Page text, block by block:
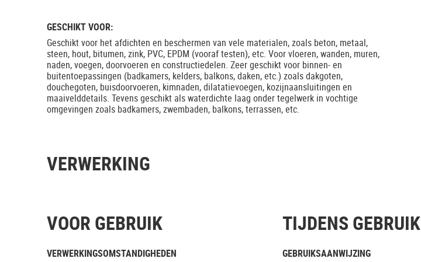
GESCHIKT VOOR:
Geschikt voor het afdichten en beschermen van vele materialen, zoals beton, metaal,
steen, hout, bitumen, zink, PVC, EPDM (vooraf testen), etc. Voor vloeren, wanden, muren,
naden, voegen, doorvoeren en constructiedelen. Zeer geschikt voor binnen- en
buitentoepassingen (badkamers, kelders, balkons, daken, etc.) zoals dakgoten,
douchegoten, buisdoorvoeren, kimnaden, dilatatievoegen, kozijnaansluitingen en
maaivelddetails. Tevens geschikt als waterdichte laag onder tegelwerk in vochtige
omgevingen zoals badkamers, zwembaden, balkons, terrassen, etc.
VERWERKING
VOOR GEBRUIK
VERWERKINGSOMSTANDIGHEDEN
TIJDENS GEBRUIK
GEBRUIKSAANWIJZING